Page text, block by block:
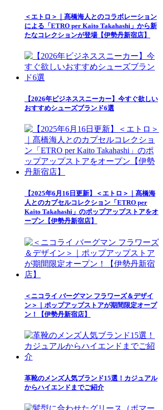
＜エトロ＞｜髙橋海人とのコラボレーション
による「ETRO per Kaito Takahashi」から新
たなコレクションが登場【伊勢丹新宿店】
【2026年ビジネススニーカー】今すぐ欲しい
おすすめシューズブランド6選
【2025年6月16日更新】＜エトロ＞｜髙橋海
人とのカプセルコレクション「ETRO per
Kaito Takahashi」のポップアップストアをオ
ープン【伊勢丹新宿店】
＜ニコライ バーグマン フラワーズ＆デザイ
ン＞｜ポップアップストアが期間限定オープ
ン！【伊勢丹新宿店】
革靴のメンズ人気ブランド15選！カジュアル
からハイエンドまでご紹介